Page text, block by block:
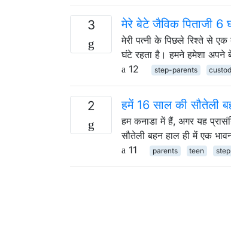
3 मेरे बेटे जैविक पिताजी 6
मेरी पत्नी के पिछले रिश्ते से
घंटे रहता है। हमने हमेशा अपने
12
step-parents
2 हमें 16 साल की सौतेली
हम कनाडा में हैं, अगर यह
सौतेली बहन हाल ही में एक
11
parents teen